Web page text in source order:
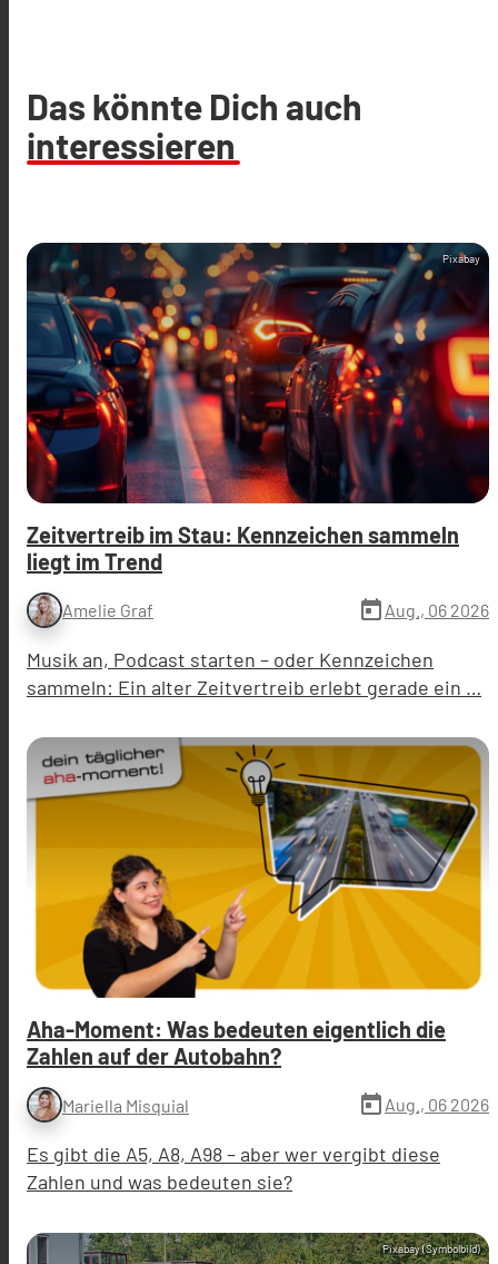
Das könnte Dich auch
interessieren
Pixabay
Zeitvertreib im Stau: Kennzeichen sammeln
liegt im Trend
Amelie Graf today Aug., 06 2026
Musik an, Podcast starten – oder Kennzeichen
sammeln: Ein alter Zeitvertreib erlebt gerade ein …
Aha-Moment: Was bedeuten eigentlich die
Zahlen auf der Autobahn?
Mariella Misquial today Aug., 06 2026
Es gibt die A5, A8, A98 – aber wer vergibt diese
Zahlen und was bedeuten sie?
Pixabay (Symbolbild)